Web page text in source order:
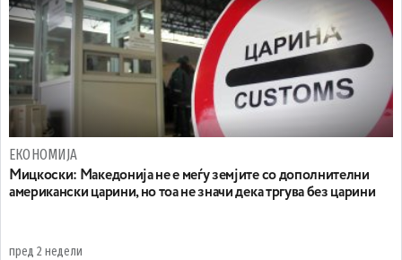
ЕКОНОМИЈА
Мицкоски: Македонија не е меѓу земјите со дополнителни
американски царини, но тоа не значи дека тргува без царини
пред 2 недели